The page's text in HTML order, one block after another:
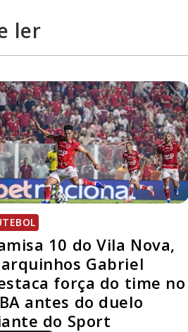
ler
10 do Vila Nova,
Gabriel
força do time no
antes do duelo
do Sport